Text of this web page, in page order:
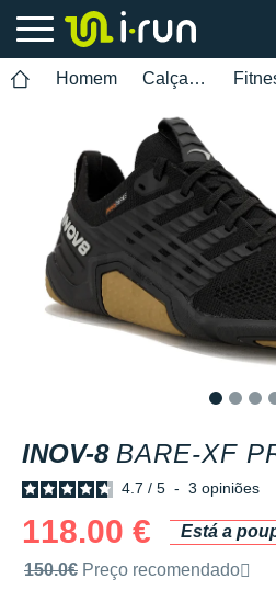
Homem Calçados
INOV-8 BARE-XF
4.7 / 5 - 3 opiniões
118.00 €
Está a
Preço de venda recomendado
150.0€ Preço recomendado